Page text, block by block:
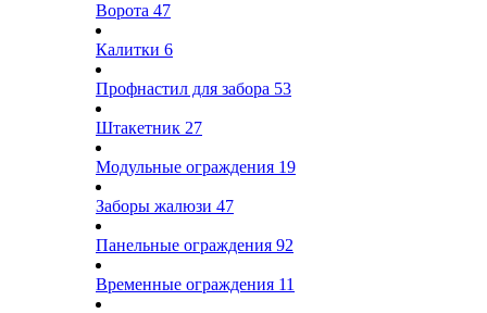
Ворота 47
Калитки 6
Профнастил для забора 53
Штакетник 27
Модульные ограждения 19
Заборы жалюзи 47
Панельные ограждения 92
Временные ограждения 11